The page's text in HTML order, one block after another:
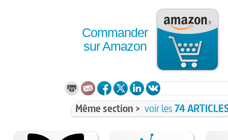
Commander
sur Amazon
Même section > voir les74